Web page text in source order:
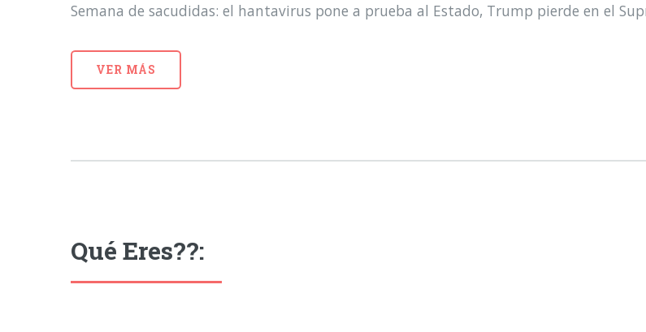
Semana de sacudidas: el hantavirus pone a prueba al Estado, Trump pierde en el
VER MÁS
Qué Eres??: